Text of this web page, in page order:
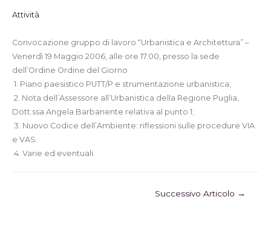
Attività
Convocazione gruppo di lavoro “Urbanistica e Architettura” –
Venerdì 19 Maggio 2006, alle ore 17.00, presso la sede
dell’Ordine Ordine del Giorno
1. Piano paesistico PUTT/P e strumentazione urbanistica;
2. Nota dell’Assessore all’Urbanistica della Regione Puglia,
Dott.ssa Angela Barbanente relativa al punto 1;
3. Nuovo Codice dell’Ambiente: riflessioni sulle procedure VIA
e VAS.
4. Varie ed eventuali.
Successivo Articolo →